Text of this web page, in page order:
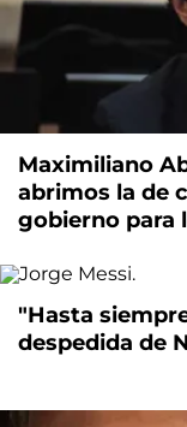
Maximiliano
abrimos la de
gobierno para
"Hasta
despedida de